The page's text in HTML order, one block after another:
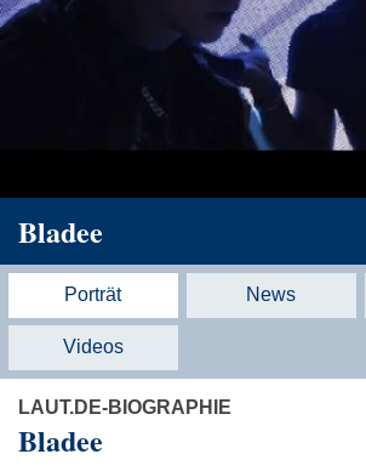
Bladee
Porträt News
Videos
LAUT.DE-BIOGRAPHIE
Bladee